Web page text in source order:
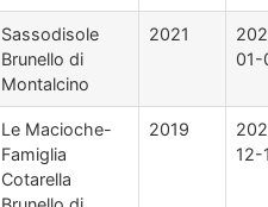
Sassodisole
Brunello di
Montalcino
2021
01-
Le Macioche-
Famiglia
Cotarella
2019
12-